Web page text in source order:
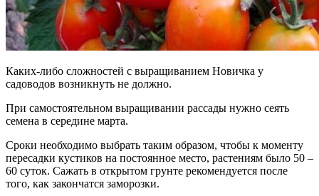
Каких-либо сложностей с выращиванием Новичка у
садоводов возникнуть не должно.
При самостоятельном выращивании рассады нужно сеять
семена в середине марта.
Сроки необходимо выбрать таким образом, чтобы к моменту
пересадки кустиков на постоянное место, растениям было 50 –
60 суток. Сажать в открытом грунте рекомендуется после
того, как закончатся заморозки.